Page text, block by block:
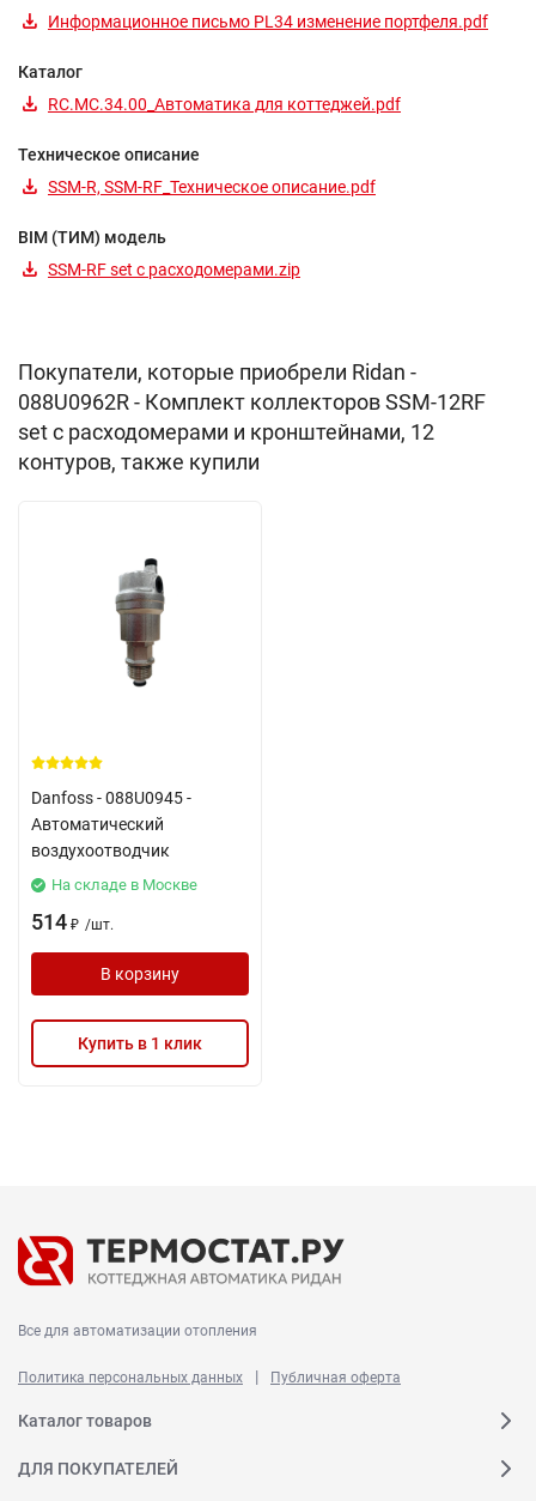
Информационное письмо PL34 изменение портфеля.pdf
Каталог
RC.MC.34.00_Автоматика для коттеджей.pdf
Техническое описание
SSM-R, SSM-RF_Техническое описание.pdf
BIM (ТИМ) модель
SSM-RF set с расходомерами.zip
Покупатели, которые приобрели Ridan -
088U0962R - Комплект коллекторов SSM-12RF
set с расходомерами и кронштейнами, 12
контуров, также купили
Danfoss - 088U0945 -
Автоматический
воздухоотводчик
На складе в Москве
514 ₽ /шт.
В корзину
Купить в 1 клик
Все для автоматизации отопления
Политика персональных данных | Публичная оферта
Каталог товаров
ДЛЯ ПОКУПАТЕЛЕЙ